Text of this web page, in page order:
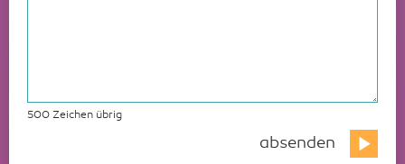
500 Zeichen übrig